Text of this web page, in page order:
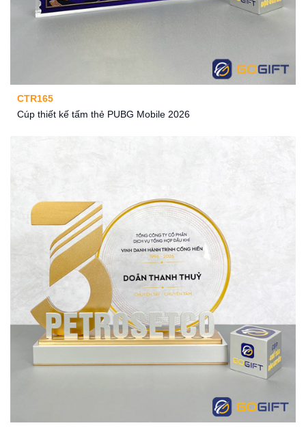
CTR165
Cúp thiết kế tấm thẻ PUBG Mobile 2026